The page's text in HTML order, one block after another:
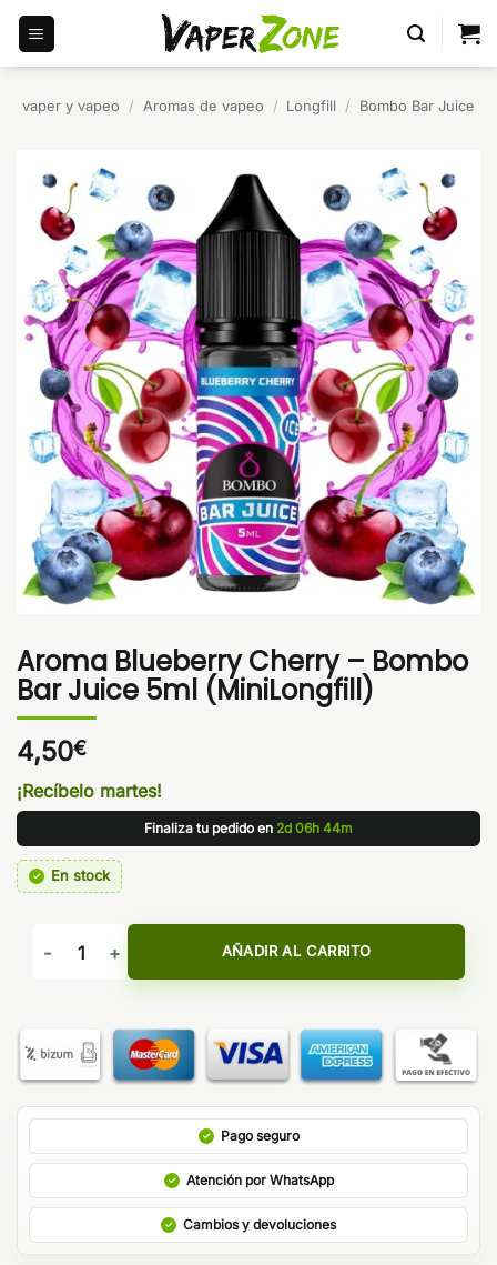
Saltar
contenido
vaper y vapeo / Aromas de vapeo / Longfill / Bombo Bar Juice
Aroma Blueberry Cherry – Bombo
Bar Juice 5ml (MiniLongfill)
4,50€
¡Recíbelo martes!
Finaliza tu pedido en 2d 06h 44m
En stock
Aroma Blueberry Cherry – Bombo Bar Juice 5ml
AÑADIR AL CARRITO
Pago seguro
Atención por WhatsApp
Cambios y devoluciones